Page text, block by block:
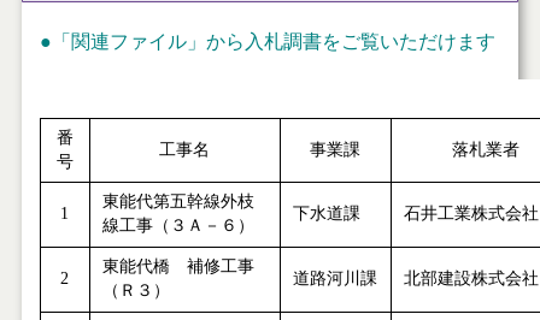
●「関連ファイル」から入札調書をご覧いただけます
番
号
工事名 事業課 落札業者
1
東能代第五幹線外枝
線工事（３Ａ－６）
下水道課 石井工業株式会社
2
東能代橋 補修工事
（Ｒ３）
道路河川課 北部建設株式会社